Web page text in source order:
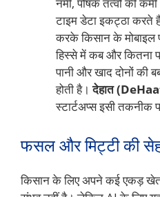
नमी, पोषक तत्वों की
टाइम डेटा इकट्ठा करते
करके किसान के मोबाइल
हिस्से में कब और कितना
पानी और खाद दोनों की
होती है।देहात
स्टार्टअप्स इसी तकनीक
फसल और मिट्टी की
किसान के लिए अपने कई एकड़